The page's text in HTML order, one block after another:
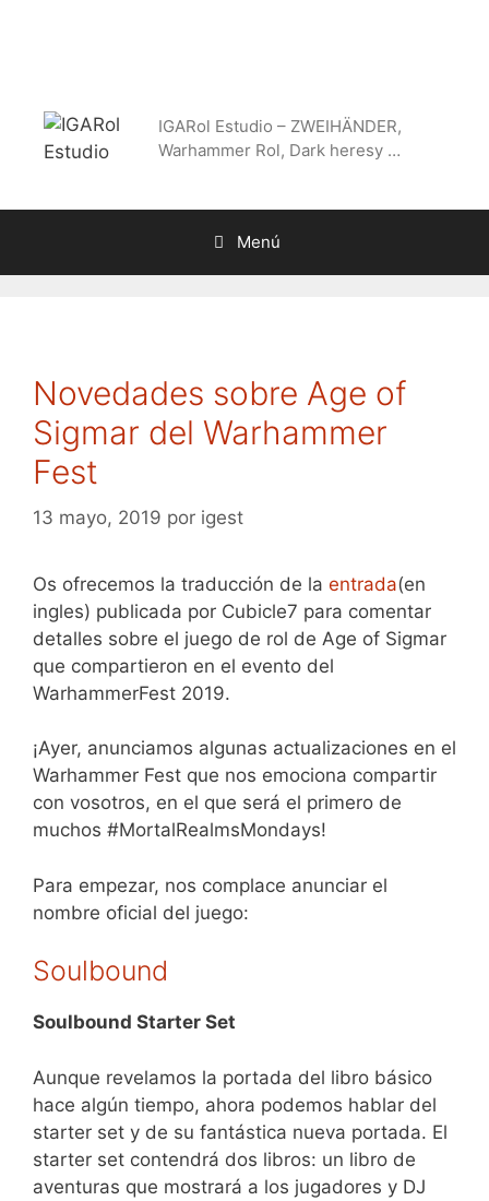
IGARol Estudio – ZWEIHÄNDER,
Warhammer Rol, Dark heresy …
Menú
Novedades sobre Age of
Sigmar del Warhammer
Fest
13 mayo, 2019 por igest
Os ofrecemos la traducción de la entrada(en
ingles) publicada por Cubicle7 para comentar
detalles sobre el juego de rol de Age of Sigmar
que compartieron en el evento del
WarhammerFest 2019.
¡Ayer, anunciamos algunas actualizaciones en el
Warhammer Fest que nos emociona compartir
con vosotros, en el que será el primero de
muchos #MortalRealmsMondays!
Para empezar, nos complace anunciar el
nombre oficial del juego:
Soulbound
Soulbound Starter Set
Aunque revelamos la portada del libro básico
hace algún tiempo, ahora podemos hablar del
starter set y de su fantástica nueva portada. El
starter set contendrá dos libros: un libro de
aventuras que mostrará a los jugadores y DJ